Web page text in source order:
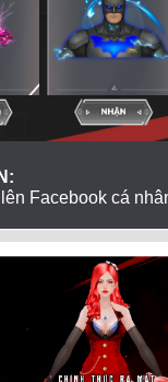
Facebook cá